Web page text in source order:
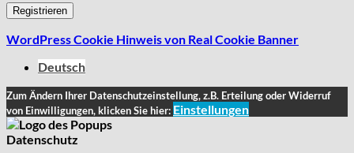
Registrieren
WordPress Cookie Hinweis von Real Cookie Banner
Deutsch
Zum Ändern Ihrer Datenschutzeinstellung, z.B. Erteilung oder Widerruf
von Einwilligungen, klicken Sie hier: Einstellungen
Datenschutz